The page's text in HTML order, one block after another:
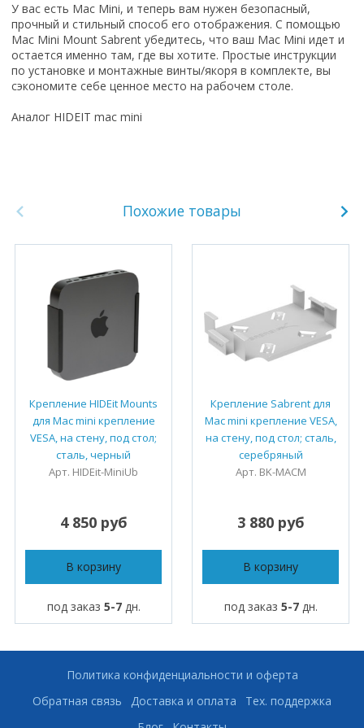
У вас есть Mac Mini, и теперь вам нужен безопасный,
прочный и стильный способ его отображения. С помощью
Mac Mini Mount Sabrent убедитесь, что ваш Mac Mini идет и
остается именно там, где вы хотите. Простые инструкции
по установке и монтажные винты/якоря в комплекте, вы
сэкономите себе ценное место на рабочем столе.
Аналог HIDEIT mac mini
Похожие товары
Крепление HIDEit Mounts
для Mac mini крепление
VESA, на стену, под стол;
сталь, черный
Арт. HIDEit-MiniUb
4 850 руб
В корзину
под заказ 5-7дн.
Крепление Sabrent для
Mac mini крепление VESA,
на стену, под стол; сталь,
серебряный
Арт. ‎BK-MACM
3 880 руб
В корзину
под заказ 5-7дн.
Политика конфиденциальности и оферта
Обратная связь
Доставка и оплата
Тех. поддержка